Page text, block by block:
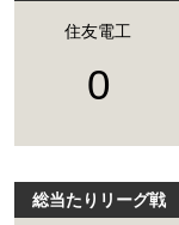
住友電工
0
総当たりリーグ戦